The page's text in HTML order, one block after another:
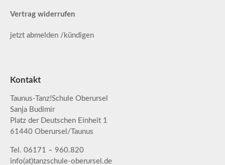
Vertrag widerrufen
jetzt abmelden /kündigen
Kontakt
Taunus-Tanz!Schule Oberursel
Sanja Budimir
Platz der Deutschen Einheit 1
61440 Oberursel/Taunus
Tel. 06171 – 960.820
info(at)tanzschule-oberursel.de